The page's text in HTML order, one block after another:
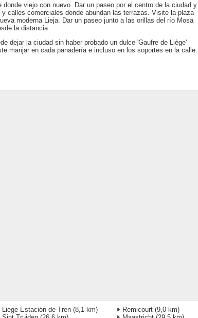
viejo con nuevo. Dar un paseo por el centro de la ciudad y
calles comerciales donde abundan las terrazas. Visite la plaza
moderna Lieja. Dar un paseo junto a las orillas del río Mosa
la distancia.
dejar la ciudad sin haber probado un dulce 'Gaufre de Liège'
manjar en cada panadería e incluso en los soportes en la calle.
Liege Estación de Tren (8,1 km) Remicourt (9,0 km)